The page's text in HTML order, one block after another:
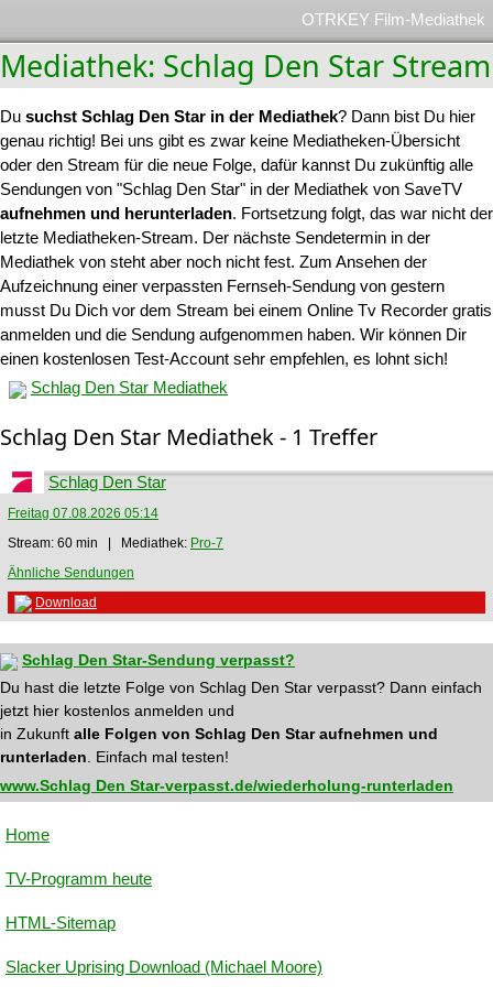
OTRKEY Film-Mediathek
Mediathek: Schlag Den Star Stream
Du suchst Schlag Den Star in der Mediathek? Dann bist Du hier
genau richtig! Bei uns gibt es zwar keine Mediatheken-Übersicht
oder den Stream für die neue Folge, dafür kannst Du zukünftig alle
Sendungen von "Schlag Den Star" in der Mediathek von SaveTV
aufnehmen und herunterladen. Fortsetzung folgt, das war nicht der
letzte Mediatheken-Stream. Der nächste Sendetermin in der
Mediathek von steht aber noch nicht fest. Zum Ansehen der
Aufzeichnung einer verpassten Fernseh-Sendung von gestern
musst Du Dich vor dem Stream bei einem Online Tv Recorder gratis
anmelden und die Sendung aufgenommen haben. Wir können Dir
einen kostenlosen Test-Account sehr empfehlen, es lohnt sich!
Schlag Den Star Mediathek
Schlag Den Star Mediathek - 1 Treffer
Schlag Den Star
Freitag 07.08.2026 05:14
Stream: 60 min | Mediathek: Pro-7
Ähnliche Sendungen
Download
Schlag Den Star-Sendung verpasst?
Du hast die letzte Folge von Schlag Den Star verpasst? Dann einfach
jetzt hier kostenlos anmelden und
in Zukunft alle Folgen von Schlag Den Star aufnehmen und
runterladen . Einfach mal testen!
www.Schlag Den Star-verpasst.de/wiederholung-runterladen
Home
TV-Programm heute
HTML-Sitemap
Slacker Uprising Download (Michael Moore)